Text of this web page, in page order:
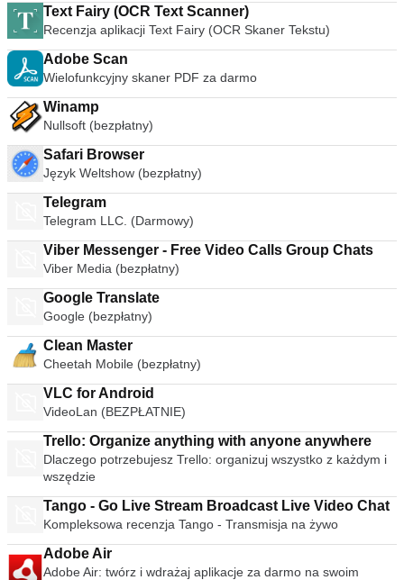
Text Fairy (OCR Text Scanner)
Recenzja aplikacji Text Fairy (OCR Skaner Tekstu)
Adobe Scan
Wielofunkcyjny skaner PDF za darmo
Winamp
Nullsoft (bezpłatny)
Safari Browser
Język Weltshow (bezpłatny)
Telegram
Telegram LLC. (Darmowy)
Viber Messenger - Free Video Calls Group Chats
Viber Media (bezpłatny)
Google Translate
Google (bezpłatny)
Clean Master
Cheetah Mobile (bezpłatny)
VLC for Android
VideoLan (BEZPŁATNIE)
Trello: Organize anything with anyone anywhere
Dlaczego potrzebujesz Trello: organizuj wszystko z każdym i
wszędzie
Tango - Go Live Stream Broadcast Live Video Chat
Kompleksowa recenzja Tango - Transmisja na żywo
Adobe Air
Adobe Air: twórz i wdrażaj aplikacje za darmo na swoim